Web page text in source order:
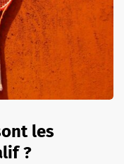
les
?